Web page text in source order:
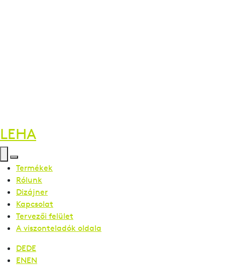
LEHA
Termékek
Rólunk
Dizájner
Kapcsolat
Tervezői felület
A viszonteladók oldala
DEDE
ENEN